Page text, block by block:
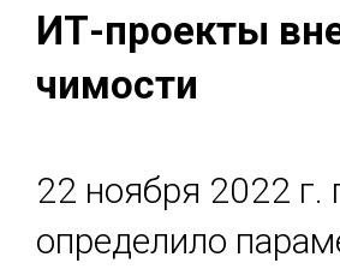
ИТ-проек­ты
чимос­ти
22 ноября 2022 г.
определило